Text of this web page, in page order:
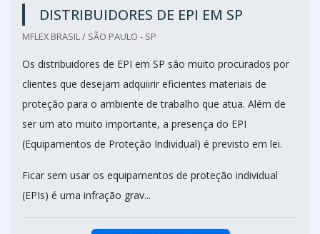
DISTRIBUIDORES DE EPI EM SP
MFLEX BRASIL / SÃO PAULO - SP
Os distribuidores de EPI em SP são muito procurados por
clientes que desejam adquiirir eficientes materiais de
proteção para o ambiente de trabalho que atua. Além de
ser um ato muito importante, a presença do EPI
(Equipamentos de Proteção Individual) é previsto em lei.
Ficar sem usar os equipamentos de proteção individual
(EPIs) é uma infração grav...